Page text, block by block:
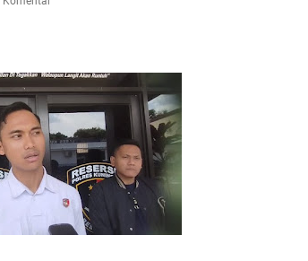
Hawa Nafsu?
Kuningan Kamis 6 Agustus 2026, Daging Naik, Telur Turun
Jumat 7 Agustus 2026 Ada Tiga, Tapi yang Bakal Dihadiri